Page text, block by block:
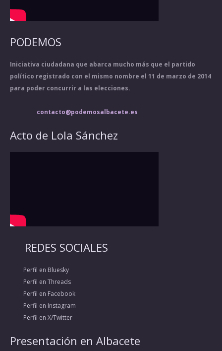
PODEMOS
Iniciativa ciudadana que abarca mucho más que el partido
político registrado con el mismo nombre el 11 de marzo de 2014
para poder concurrir a las elecciones.
contacto@podemosalbacete.es
Acto de Lola Sánchez
REDES SOCIALES
Perfil en Bluesky
Perfil en Threads
Perfil en Facebook
Perfil en Instagram
Perfil en X/Twitter
Presentación en Albacete